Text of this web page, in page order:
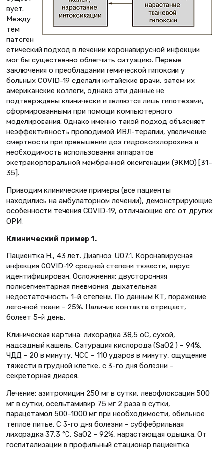
вует.
Между
тем
патоген
етический подход в лечении коронавирусной инфекции
мог бы существенно облегчить ситуацию. Первые
заключения о преобладании гемической гипоксии у
больных COVID-19 сделали китайские врачи, затем их
американские коллеги, однако эти данные не
подтверждены клинически и являются лишь гипотезами,
сформированными при помощи компьютерного
моделирования. Однако именно такой подход объясняет
неэффективность проводимой ИВЛ-терапии, увеличение
смертности при превышении доз гидроксихлорохина и
необходимость использования аппаратов
экстракорпоральной мембранной оксигенации (ЭКМО) [31–
35].
Приводим клинические примеры (все пациенты
находились на амбулаторном лечении), демонстрирующие
особенности течения COVID-19, отличающие его от других
ОРИ.
Клинический пример 1.
Пациентка Н., 43 лет. Диагноз: U07.1. Коронавирусная
инфекция CОVID-19 средней степени тяжести, вирус
идентифицирован. Осложнения: двусторонняя
полисегментарная пневмония, дыхательная
недостаточность 1-й степени. По данным КТ, поражение
легочной ткани – 25%. Наличие контакта отрицает,
болеет 5-й день.
Клиническая картина: лихорадка 38,5 оС, сухой,
надсадный кашель. Сатурация кислорода (SaO2 ) – 94%,
ЧДД – 20 в минуту, ЧСС – 110 ударов в минуту, ощущение
тяжести в грудной клетке, с 3-го дня болезни –
секреторная диарея.
Лечение: азитромицин 250 мг в сутки, левофлоксацин 500
мг в сутки, осельтамивир 75 мг 2 раза в сутки,
парацетамол 500–1000 мг при необходимости, обильное
теплое питье. С 3-го дня болезни – субфебрильная
лихорадка 37,3 °С, SaO2 – 92%, нарастающая одышка. От
госпитализации в профильный стационар пациентка